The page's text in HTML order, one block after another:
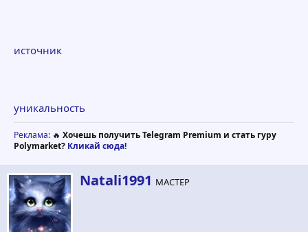
источник
уникальность
Реклама: 🔥 Хочешь получить Telegram Premium и стать гуру
Polymarket? Кликай сюда!
А
вNatali1991 МАСТЕР